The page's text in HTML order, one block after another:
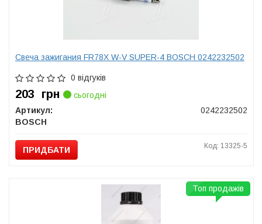
Свеча зажигания FR78X W-V SUPER-4 BOSCH 0242232502
0 відгуків
203 грн
сьогодні
Артикул:
0242232502
BOSCH
ПРИДБАТИ Код: 13325-5
Топ продажів